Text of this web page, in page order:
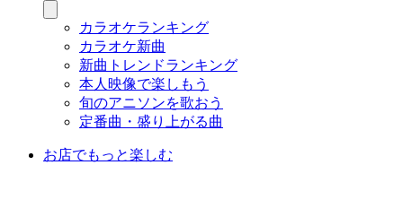
カラオケランキング
カラオケ新曲
新曲トレンドランキング
本人映像で楽しもう
旬のアニソンを歌おう
定番曲・盛り上がる曲
お店でもっと楽しむ